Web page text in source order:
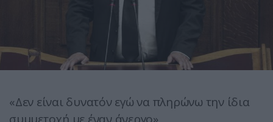
«Δεν είναι δυνατόν εγώ να πληρώνω την ίδια